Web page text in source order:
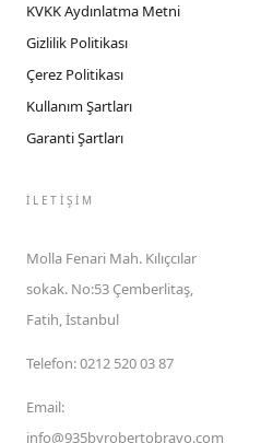
KVKK Aydınlatma Metni
Gizlilik Politikası
Çerez Politikası
Kullanım Şartları
Garanti Şartları
İLETIŞIM
Molla Fenari Mah. Kılıçcılar
sokak. No:53 Çemberlitaş,
Fatih, İstanbul
Telefon:0212 520 03 87
Email:
info@935byrobertobravo.com